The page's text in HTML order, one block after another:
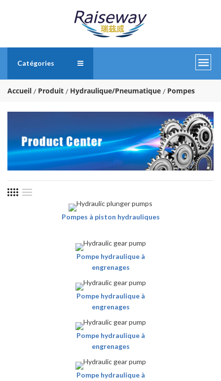
Catégories
Accueil Produit Hydraulique/Pneumatique Pompes
Pompes à piston hydrauliques
Pompe hydraulique à
engrenages
Pompe hydraulique à
engrenages
Pompe hydraulique à
engrenages
Pompe hydraulique à